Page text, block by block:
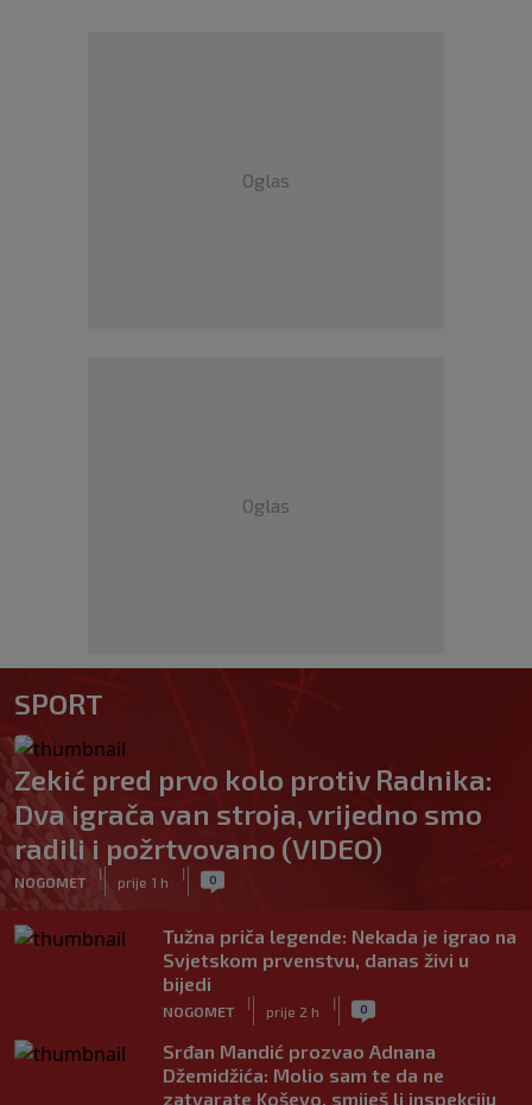
Oglas
Oglas
SPORT
Zekić pred prvo kolo protiv Radnika:
Dva igrača van stroja, vrijedno smo
radili i požrtvovano (VIDEO)
NOGOMET
|
prije 1 h
| 0
Tužna priča legende: Nekada je igrao na
Svjetskom prvenstvu, danas živi u
bijedi
NOGOMET
|
prije 2 h
| 0
Srđan Mandić prozvao Adnana
Džemidžića: Molio sam te da ne
zatvarate Koševo, smiješ li inspekciju